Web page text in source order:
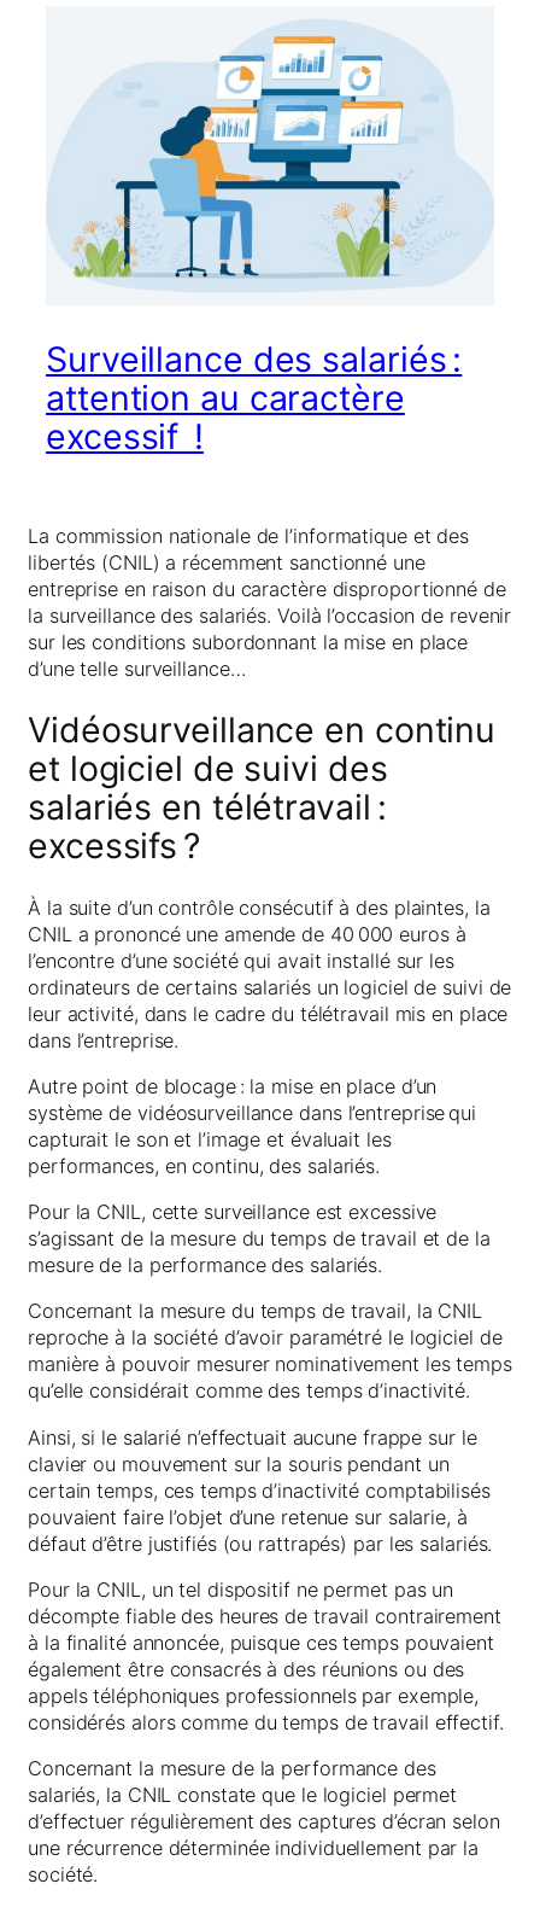
Surveillance des salariés :
attention au caractère
excessif !
La commission nationale de l’informatique et des
libertés (CNIL) a récemment sanctionné une
entreprise en raison du caractère disproportionné de
la surveillance des salariés. Voilà l’occasion de revenir
sur les conditions subordonnant la mise en place
d’une telle surveillance…
Vidéosurveillance en continu
et logiciel de suivi des
salariés en télétravail :
excessifs ?
À la suite d’un contrôle consécutif à des plaintes, la
CNIL a prononcé une amende de 40 000 euros à
l’encontre d’une société qui avait installé sur les
ordinateurs de certains salariés un logiciel de suivi de
leur activité, dans le cadre du télétravail mis en place
dans l’entreprise.
Autre point de blocage : la mise en place d’un
système de vidéosurveillance dans l’entreprise qui
capturait le son et l’image et évaluait les
performances, en continu, des salariés.
Pour la CNIL, cette surveillance est excessive
s’agissant de la mesure du temps de travail et de la
mesure de la performance des salariés.
Concernant la mesure du temps de travail, la CNIL
reproche à la société d’avoir paramétré le logiciel de
manière à pouvoir mesurer nominativement les temps
qu’elle considérait comme des temps d’inactivité.
Ainsi, si le salarié n’effectuait aucune frappe sur le
clavier ou mouvement sur la souris pendant un
certain temps, ces temps d’inactivité comptabilisés
pouvaient faire l’objet d’une retenue sur salarie, à
défaut d’être justifiés (ou rattrapés) par les salariés.
Pour la CNIL, un tel dispositif ne permet pas un
décompte fiable des heures de travail contrairement
à la finalité annoncée, puisque ces temps pouvaient
également être consacrés à des réunions ou des
appels téléphoniques professionnels par exemple,
considérés alors comme du temps de travail effectif.
Concernant la mesure de la performance des
salariés, la CNIL constate que le logiciel permet
d’effectuer régulièrement des captures d’écran selon
une récurrence déterminée individuellement par la
société.